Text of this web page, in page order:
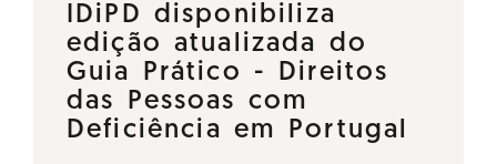
IDiPD disponibiliza
edição atualizada do
Guia Prático - Direitos
das Pessoas com
Deficiência em Portugal